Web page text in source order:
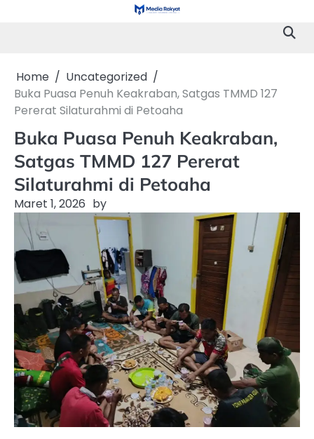
Home
Uncategorized
Buka Puasa Penuh Keakraban, Satgas TMMD 127
Pererat Silaturahmi di Petoaha
Buka Puasa Penuh Keakraban,
Satgas TMMD 127 Pererat
Silaturahmi di Petoaha
Maret 1, 2026 by